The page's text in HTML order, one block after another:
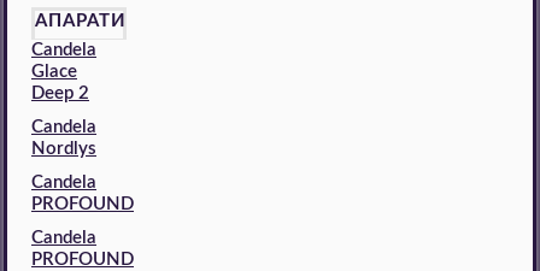
АПАРАТИ
Candela
Glace
Deep 2
Candela
Nordlys
Candela
PROFOUND
Candela
PROFOUND